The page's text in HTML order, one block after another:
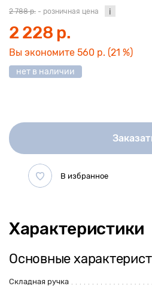
2 788 р. - розничная цена
2 228 р.
Вы экономите 560 р. (21 %)
нет в наличии
Характеристики
Основные
Складная ручка